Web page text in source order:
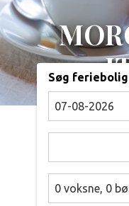
Søg feriebolig
0 voksne, 0